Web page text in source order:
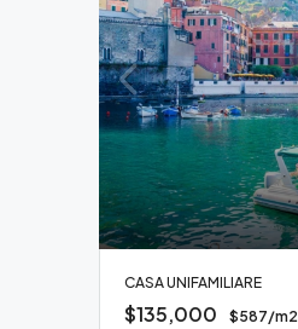
CASA UNIFAMILIARE
$135,000 $587/m2